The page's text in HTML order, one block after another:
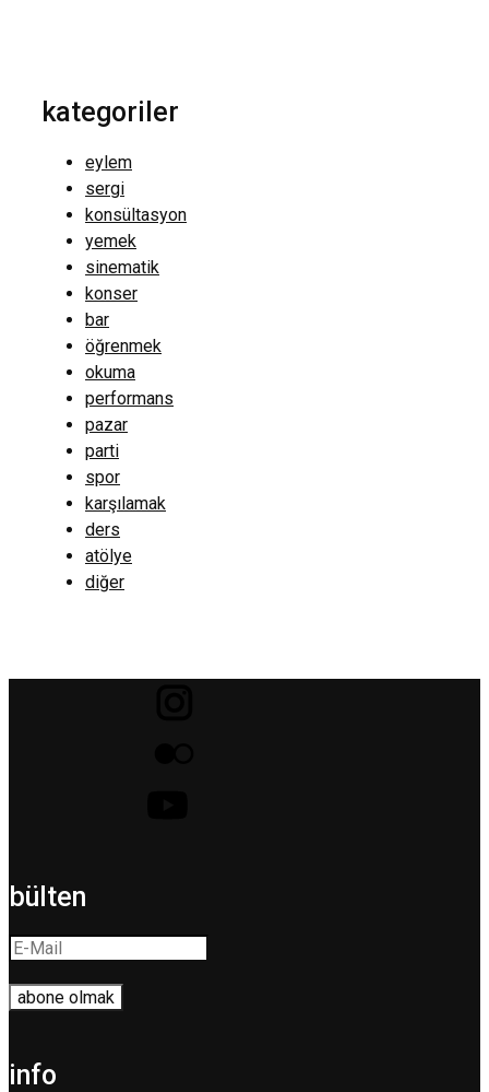
kategoriler
eylem
sergi
konsültasyon
yemek
sinematik
konser
bar
öğrenmek
okuma
performans
pazar
parti
spor
karşılamak
ders
atölye
diğer
bülten
info